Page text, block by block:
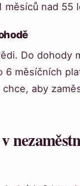
měsíců nad 55
Do dohody
6 měsíčních
aby